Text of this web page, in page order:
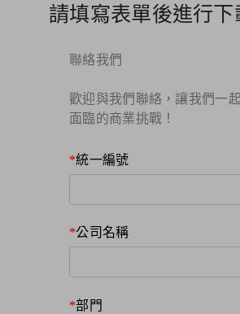
請填寫表單後進行下
聯絡我們
歡迎與我們聯絡，讓我們一
面臨的商業挑戰！​
統一編號
公司名稱
部門